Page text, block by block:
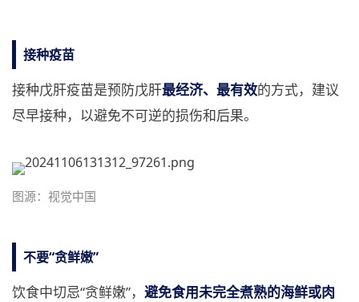
接种疫苗
接种戊肝疫苗是预防戊肝最经济、最有效的方式，建议
尽早接种，以避免不可逆的损伤和后果。
图源：视觉中国
不要“贪鲜嫩”
饮食中切忌“贪鲜嫩”， 避免食用未完全煮熟的海鲜或肉